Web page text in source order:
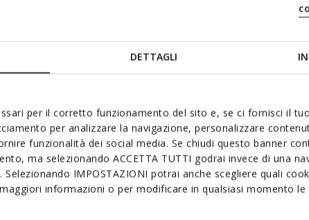
DETTAGLI
per il corretto funzionamento del sito e, se ci fornisci il
per analizzare la navigazione, personalizzare
funzionalità dei social media. Se chiudi questo banner
ma selezionando ACCETTA TUTTI godrai invece di una
IMPOSTAZIONI potrai anche scegliere quali
informazioni o per modificare in qualsiasi momento